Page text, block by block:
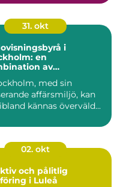
31. okt
i
en
av
service
med sin
affärsmiljö, kan
kännas överväld...
02. okt
och pålitlig
i Luleå